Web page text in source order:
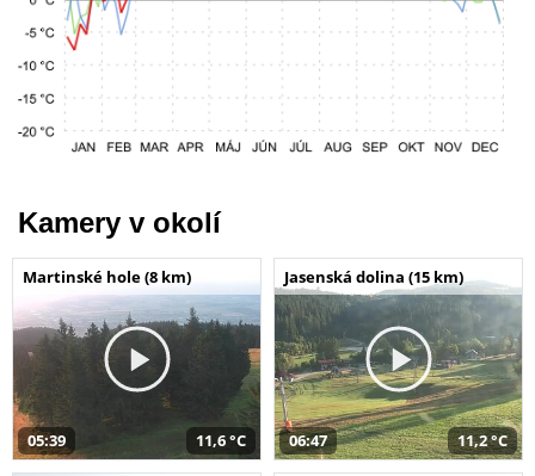
Kamery v okolí
Martinské hole (8 km)
05:39 11,6 °C
Jasenská dolina (15 km)
06:47 11,2 °C